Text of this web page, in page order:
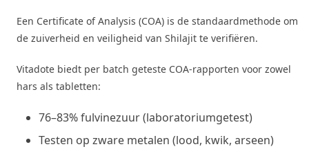
Een Certificate of Analysis (COA) is de standaardmethode om
de zuiverheid en veiligheid van Shilajit te verifiëren.
Vitadote biedt per batch geteste COA-rapporten voor zowel
hars als tabletten:
76–83% fulvinezuur (laboratoriumgetest)
Testen op zware metalen (lood, kwik, arseen)